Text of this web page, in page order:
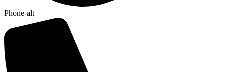
Phone-alt